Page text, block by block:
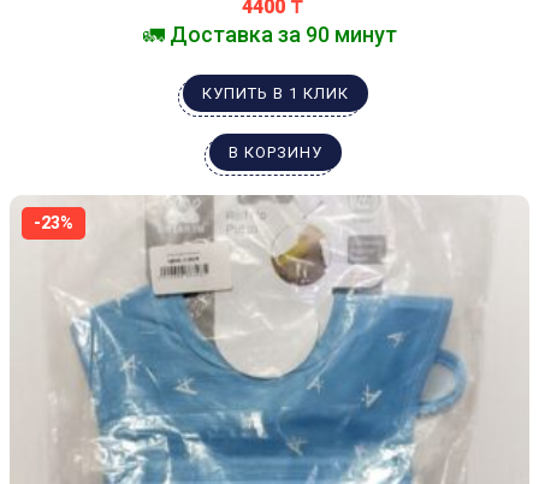
4400 ₸
🚛 Доставка за 90 минут
КУПИТЬ В 1 КЛИК
В КОРЗИНУ
-23%